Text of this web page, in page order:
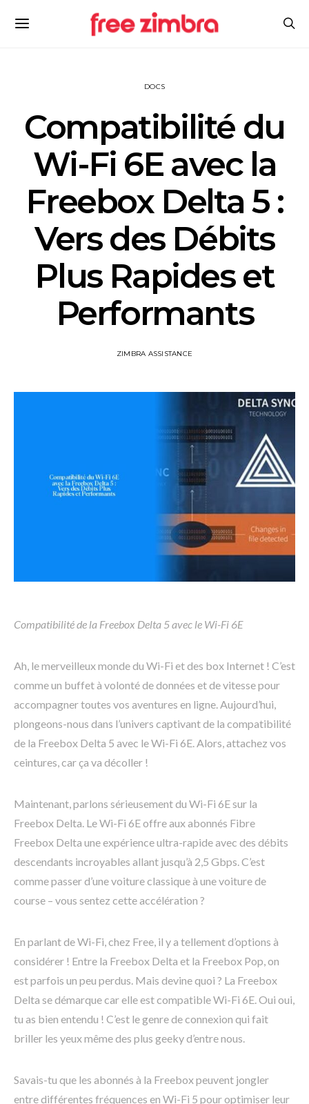
DOCS
Compatibilité du
Wi-Fi 6E avec la
Freebox Delta 5 :
Vers des Débits
Plus Rapides et
Performants
ZIMBRA ASSISTANCE
Compatibilité de la Freebox Delta 5 avec le Wi-Fi 6E
Ah, le merveilleux monde du Wi-Fi et des box Internet ! C’est
comme un buffet à volonté de données et de vitesse pour
accompagner toutes vos aventures en ligne. Aujourd’hui,
plongeons-nous dans l’univers captivant de la compatibilité
de la Freebox Delta 5 avec le Wi-Fi 6E. Alors, attachez vos
ceintures, car ça va décoller !
Maintenant, parlons sérieusement du Wi-Fi 6E sur la
Freebox Delta. Le Wi-Fi 6E offre aux abonnés Fibre
Freebox Delta une expérience ultra-rapide avec des débits
descendants incroyables allant jusqu’à 2,5 Gbps. C’est
comme passer d’une voiture classique à une voiture de
course – vous sentez cette accélération ?
En parlant de Wi-Fi, chez Free, il y a tellement d’options à
considérer ! Entre la Freebox Delta et la Freebox Pop, on
est parfois un peu perdus. Mais devine quoi ? La Freebox
Delta se démarque car elle est compatible Wi-Fi 6E. Oui oui,
tu as bien entendu ! C’est le genre de connexion qui fait
briller les yeux même des plus geeky d’entre nous.
Savais-tu que les abonnés à la Freebox peuvent jongler
entre différentes fréquences en Wi-Fi 5 pour optimiser leur